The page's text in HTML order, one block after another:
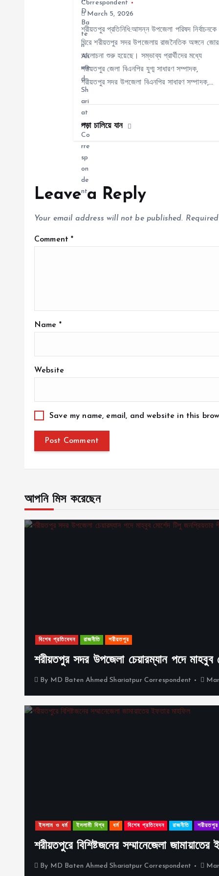
Correspondent
March 5, 2026
শরীয়তপুর প্রতিনিধি:আসন্ন উপজেলা পরিষদ নির্বাচনকে
ঘিরে শরীয়তপুর সদর উপজেলায় রাজনৈতিক অঙ্গনে জোর
আলোচনা শুরু হয়েছে। সম্ভাব্য প্রার্থীদের মধ্যে
শরীয়তপুর জেলা বিএনপির যুগ্ম সাধারণ সম্পাদক,
শরীয়তপুর সদর উপজেলা বিএনপির সাধারণ সম্পাদক,…
পড়া চালিয়ে যান
Leave a Reply
Your email address will not be published.
Comment*
Name *
Website
Save my name, email, and website in this
আপনি মিস করেছেন
বিশেষ প্রতিবেদন রাজনীতি শরীয়তপুর
শরীয়তপুর সদর উপজেলা চেয়ারম্যান পদে মাহবুব
By MD Baten Ahmed Shariatpur Correspondent
ইসলাম ও ধর্ম ইসলামী বিশ্ব ধর্ম বিশেষ প্রতিবেদন রাজনীতি শরীয়তপুর
শরীয়তপুরে বিশিষ্টজনের সম্মানেজেলা
By MD Baten Ahmed Shariatpur Correspondent